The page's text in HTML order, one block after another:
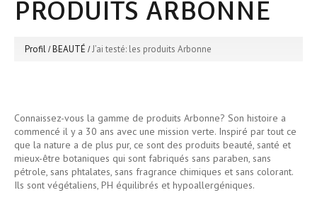
PRODUITS ARBONNE
Profil BEAUTÉ J’ai testé: les produits Arbonne
Connaissez-vous la gamme de produits Arbonne? Son histoire a
commencé il y a 30 ans avec une mission verte. Inspiré par tout ce
que la nature a de plus pur, ce sont des produits beauté, santé et
mieux-être botaniques qui sont fabriqués sans paraben, sans
pétrole, sans phtalates, sans fragrance chimiques et sans colorant.
Ils sont végétaliens, PH équilibrés et hypoallergéniques.